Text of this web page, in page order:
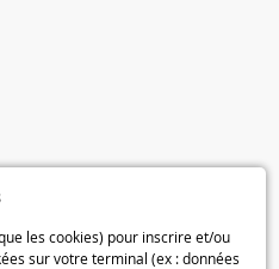
les cookies) pour inscrire et/ou
sur votre terminal (ex : données